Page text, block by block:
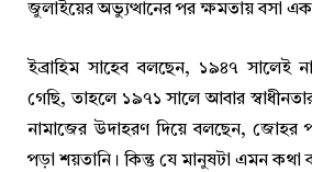
জুলাইয়ের অভ্যুত্থানের পর ক্ষমতায় বসা
ইব্রাহিম সাহেব বলছেন, ১৯৪৭ সালেই
গেছি, তাহলে ১৯৭১ সালে আবার
নামাজের উদাহরণ দিয়ে বলছেন,
পড়া শয়তানি। কিন্তু যে মানুষটা এমন কথা